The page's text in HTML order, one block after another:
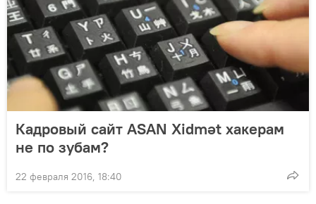
Кадровый сайт ASAN Xidmət хакерам
не по зубам?
22 февраля 2016, 18:40